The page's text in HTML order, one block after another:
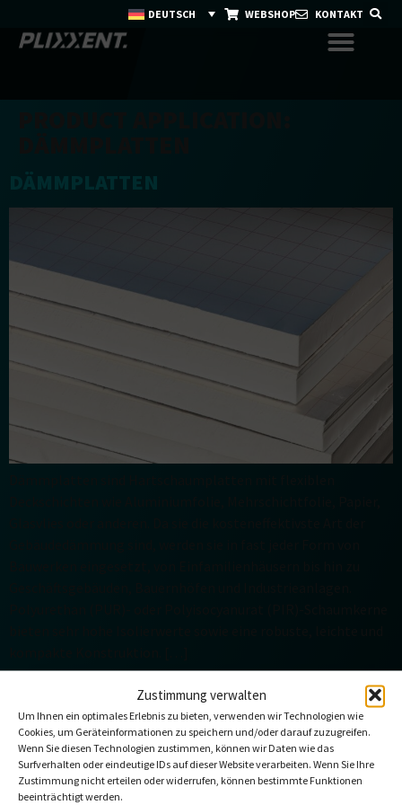
Zustimmung verwalten
Um Ihnen ein optimales Erlebnis zu bieten, verwenden wir Technologien wie
Cookies, um Geräteinformationen zu speichern und/oder darauf zuzugreifen.
Wenn Sie diesen Technologien zustimmen, können wir Daten wie das
Surfverhalten oder eindeutige IDs auf dieser Website verarbeiten. Wenn Sie Ihre
Zustimmung nicht erteilen oder widerrufen, können bestimmte Funktionen
beeinträchtigt werden.
DEUTSCH WEBSHOP KONTAKT
BAUWESEN